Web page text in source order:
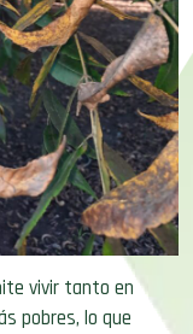
vivir tanto en
pobres, lo que